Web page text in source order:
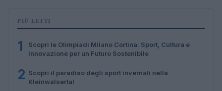
PIÙ LETTI
1
Scopri le Olimpiadi Milano Cortina: Sport, Cultura e
Innovazione per un Futuro Sostenibile
2 Scopri il paradiso degli sport invernali nella
Kleinwalsertal